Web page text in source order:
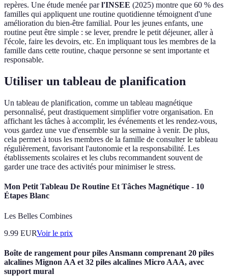
repères. Une étude menée parl'INSEE (2025) montre que 60 % des
familles qui appliquent une routine quotidienne témoignent d'une
amélioration du bien-être familial. Pour les jeunes enfants, une
routine peut être simple : se lever, prendre le petit déjeuner, aller à
l'école, faire les devoirs, etc. En impliquant tous les membres de la
famille dans cette routine, chaque personne se sent importante et
responsable.
Utiliser un tableau de planification
Un tableau de planification, comme un tableau magnétique
personnalisé, peut drastiquement simplifier votre organisation. En
affichant les tâches à accomplir, les événements et les rendez-vous,
vous gardez une vue d'ensemble sur la semaine à venir. De plus,
cela permet à tous les membres de la famille de consulter le tableau
régulièrement, favorisant l'autonomie et la responsabilité. Les
établissements scolaires et les clubs recommandent souvent de
garder une trace des activités pour minimiser le stress.
Mon Petit Tableau De Routine Et Tâches Magnétique - 10
Étapes Blanc
Les Belles Combines
9.99 EURVoir le prix
Boîte de rangement pour piles Ansmann comprenant 20 piles
alcalines Mignon AA et 32 piles alcalines Micro AAA, avec
support mural